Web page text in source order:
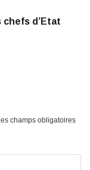
d’Etat
champs obligatoires